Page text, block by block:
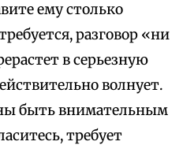
ему столько
разговор «ни
в серьезную
волнует.
быть внимательным
требует